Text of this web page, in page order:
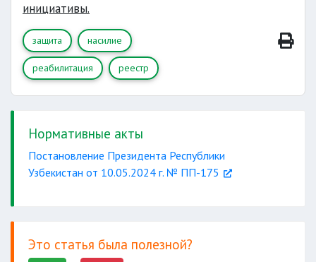
инициативы.
защита насилие
реабилитация реестр
Нормативные акты
Постановление Президента Республики
Узбекистан от 10.05.2024 г. № ПП-175
Это статья была полезной?